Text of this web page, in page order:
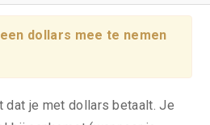
dollars mee te nemen
je met dollars betaalt. Je